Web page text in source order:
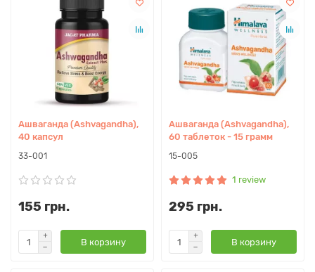
Ашваганда (Ashvagandha),
40 капсул
33-001
155 грн.
В корзину
Ашваганда (Ashvagandha),
60 таблеток - 15 грамм
15-005
1 review
295 грн.
В корзину